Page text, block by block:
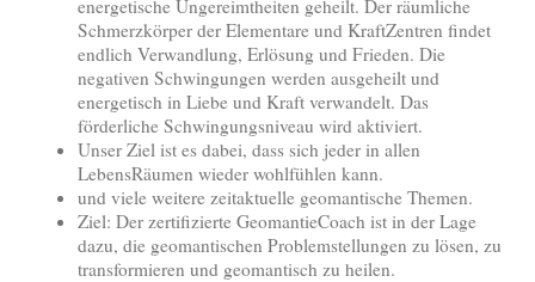
energetische Ungereimtheiten geheilt. Der räumliche
Schmerzkörper der Elementare und KraftZentren findet
endlich Verwandlung, Erlösung und Frieden. Die
negativen Schwingungen werden ausgeheilt und
energetisch in Liebe und Kraft verwandelt. Das
förderliche Schwingungsniveau wird aktiviert.
Unser Ziel ist es dabei, dass sich jeder in allen
LebensRäumen wieder wohlfühlen kann.
und viele weitere zeitaktuelle geomantische Themen.
Ziel: Der zertifizierte GeomantieCoach ist in der Lage
dazu, die geomantischen Problemstellungen zu lösen, zu
transformieren und geomantisch zu heilen.